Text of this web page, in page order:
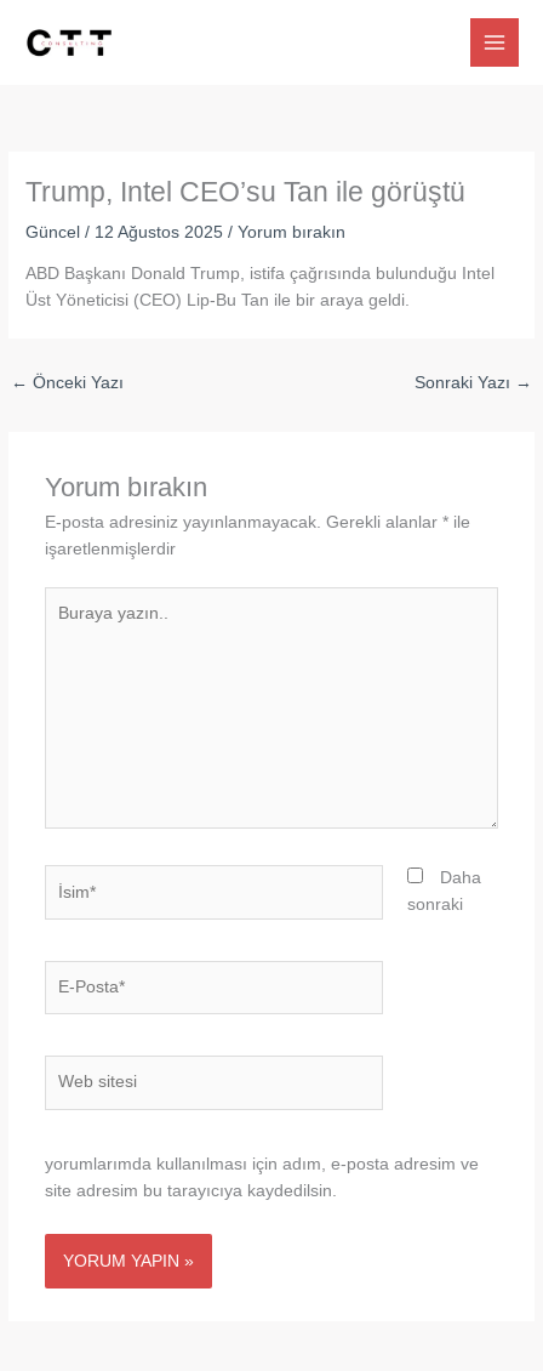
Trump, Intel CEO’su Tan ile görüştü
Güncel / 12 Ağustos 2025/Yorum bırakın
ABD Başkanı Donald Trump, istifa çağrısında bulunduğu Intel
Üst Yöneticisi (CEO) Lip-Bu Tan ile bir araya geldi.
← Önceki Yazı Sonraki Yazı →
Yorum bırakın
E-posta adresiniz yayınlanmayacak. Gerekli alanlar *ile
işaretlenmişlerdir
Posta*
Daha
sonraki
yorumlarımda kullanılması için adım, e-posta adresim ve
site adresim bu tarayıcıya kaydedilsin.